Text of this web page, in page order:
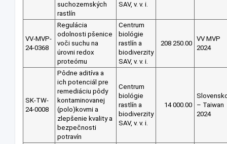
suchozemských
rastlín
SAV, v. v. i.
VV-MVP-
24-0368
Regulácia
odolnosti pšenice
voči suchu na
úrovni redox
proteómu
Centrum
biológie
rastlín a
biodiverzity
SAV, v. v. i.
208 250.00
VV MVP
2024
SK-TW-
24-0008
Pôdne aditíva a
ich potenciál pre
remediáciu pôdy
kontaminovanej
(polo)kovmi a
zlepšenie kvality a
bezpečnosti
potravín
Centrum
biológie
rastlín a
biodiverzity
SAV, v. v. i.
14 000.00
– Taiwan
2024